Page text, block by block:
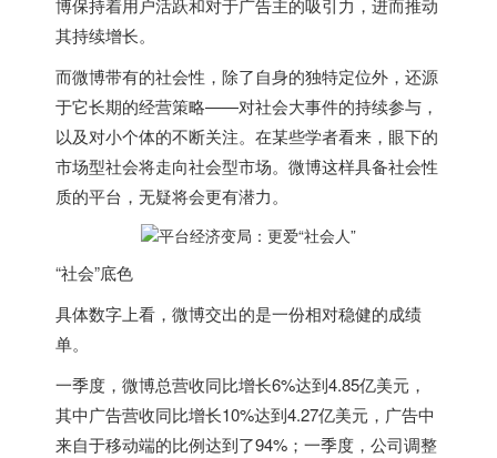
博保持着用户活跃和对于广告主的吸引力，进而推动
其持续增长。
而微博带有的社会性，除了自身的独特定位外，还源
于它长期的经营策略——对社会大事件的持续参与，
以及对小个体的不断关注。在某些学者看来，眼下的
市场型社会将走向社会型市场。微博这样具备社会性
质的平台，无疑将会更有潜力。
“社会”底色
具体数字上看，微博交出的是一份相对稳健的成绩
单。
一季度，微博总营收同比增长6%达到4.85亿美元，
其中广告营收同比增长10%达到4.27亿美元，广告中
来自于移动端的比例达到了94%；一季度，公司调整